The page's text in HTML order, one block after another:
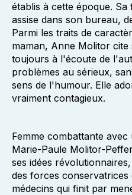
établis à cette époque.
assise dans son bureau,
Parmi les traits de
maman, Anne Molitor cite
toujours à l'écoute de
problèmes au sérieux,
sens de l'humour. Elle
vraiment contagieux.
Femme combattante
Marie-Paule Molitor-
ses idées
des forces conservatrices
médecins qui finit par